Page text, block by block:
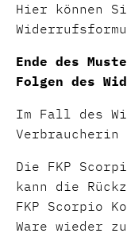
Hier können
Ende des
Folgen des
Im Fall des
Die FKP
kann die
FKP Scorpio
Ware wieder